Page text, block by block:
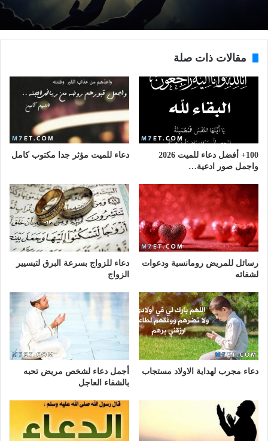
مقالات ذات صلة
100+ أفضل دعاء للميت 2026
واجمل صور ادعية…
دعاء للميت مؤثر جدا مكتوب كامل
رسائل للمريض رومانسية ودعوات
لشفائه
دعاء للزواج بسرعة البرق لتيسيير
الزواج
دعاء مجرب لهداية الاولاد مستجاب
أجمل دعاء لشخص مريض تحبه
بالشفاء العاجل